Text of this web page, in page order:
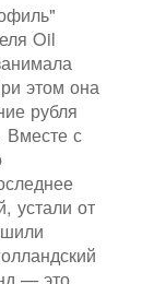
Oil
этом она
рубля
Вместе с
устали от